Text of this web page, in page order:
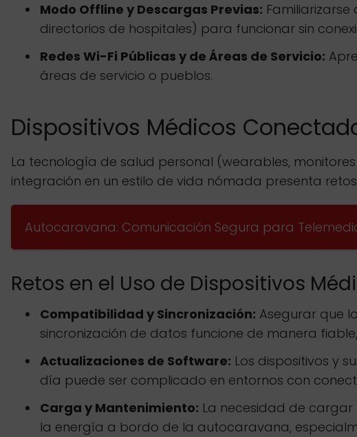
Modo Offline y Descargas Previas:
directorios de hospitales) para funcionar sin
Redes Wi-Fi Públicas y de Áreas de Servicio:
áreas de servicio o pueblos.
Dispositivos Médicos
La tecnología de salud personal (wearables,
integración en un estilo de vida nómada presenta
Autocaravana: Comunicación Segura para
Retos en el Uso de Dispositivos
Compatibilidad y Sincronización: Asegurar que
sincronización de datos funcione de manera
Actualizaciones de Software: Los dispositivos y
día puede ser complicado en entornos con
Carga y Mantenimiento: La necesidad de cargar
la energía a bordo de la autocaravana,